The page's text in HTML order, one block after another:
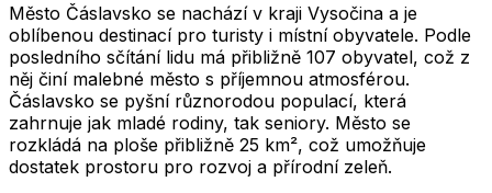
Město Čáslavsko se nachází v kraji Vysočina a je
oblíbenou destinací pro turisty i místní obyvatele. Podle
posledního sčítání lidu má přibližně 107 obyvatel, což z
něj činí malebné město s příjemnou atmosférou.
Čáslavsko se pyšní různorodou populací, která
zahrnuje jak mladé rodiny, tak seniory. Město se
rozkládá na ploše přibližně 25 km², což umožňuje
dostatek prostoru pro rozvoj a přírodní zeleň.